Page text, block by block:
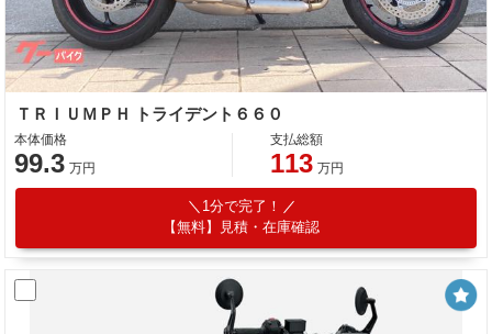
ＴＲＩＵＭＰＨ トライデント６６０
本体価格
99.3 万円
支払総額
113 万円
1分で完了！
【無料】見積・在庫確認